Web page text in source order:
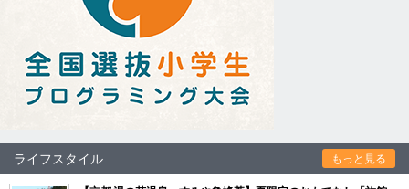
ライフスタイル もっと見る